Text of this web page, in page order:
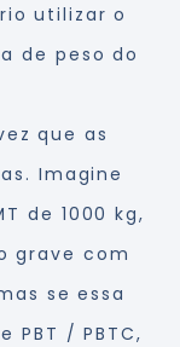
utilizar o
de peso do
que as
Imagine
de 1000 kg,
grave com
se essa
/ PBTC,